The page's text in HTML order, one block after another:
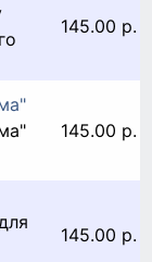
145.00 р.
145.00 р.
145.00 р.